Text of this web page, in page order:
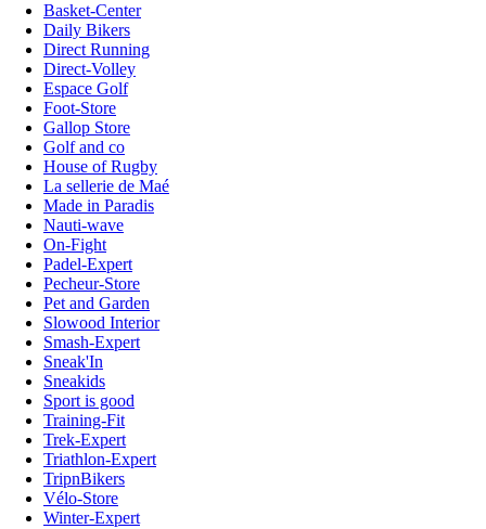
Basket-Center
Daily Bikers
Direct Running
Direct-Volley
Espace Golf
Foot-Store
Gallop Store
Golf and co
House of Rugby
La sellerie de Maé
Made in Paradis
Nauti-wave
On-Fight
Padel-Expert
Pecheur-Store
Pet and Garden
Slowood Interior
Smash-Expert
Sneak'In
Sneakids
Sport is good
Training-Fit
Trek-Expert
Triathlon-Expert
TripnBikers
Vélo-Store
Winter-Expert